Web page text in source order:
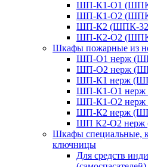
ШП-К1-О1
ШП-К1-О2
ШП-К2 (ШПК-
ШП-К2-О2
Шкафы пожарные из
ШП-О1 нерж
ШП-О2 нерж
ШП-К1 нерж
ШП-К1-О1
ШП-К1-О2
ШП-К2 нерж
ШП К2-О2 нерж
Шкафы специальные,
ключницы
Для средств